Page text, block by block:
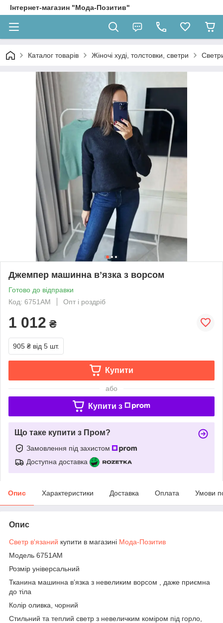
Інтернет-магазин "Мода-Позитив"
Каталог товарів Жіночі худі, толстовки, светри
Джемпер машинна вʼязка з ворсом
Готово до відправки
Код: 6751АМ
Опт і роздріб
1 012 ₴
905 ₴ від 5 шт.
Купити
або
Купити з
Що таке купити з Пром?
Замовлення під захистом
Доступна доставка
Опис Характеристики Доставка Оплата Умови
Опис
Светр в'язаний купити в магазині Мода-Позитив
Модель 6751АМ
Розмір універсальний
Тканина машинна вʼязка з невеликим ворсом , даже приємна
до тіла
Колір оливка, чорний
Стильний та теплий светр з невеличким коміром під горло,